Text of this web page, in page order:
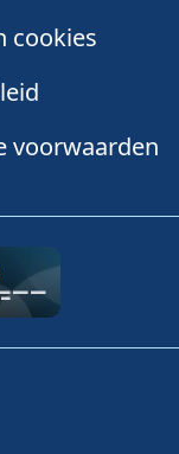
cookies
voorwaarden